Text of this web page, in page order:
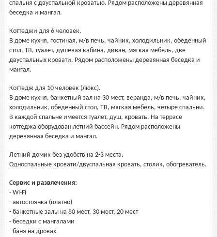
спальня с двуспальной кроватью. Рядом расположены деревянная
беседка и мангал.
Коттеджи для 6 человек.
В доме кухня, гостиная, м/в печь, чайник, холодильник, обеденный
стол, ТВ, туалет, душевая кабина, диван, мягкая мебель, две
двуспальных кровати. Рядом расположены деревянная беседка и
мангал.
Коттедж для 10 человек (люкс).
В доме кухня, банкетный зал на 30 мест, веранда, м/в печь, чайник,
холодильник, обеденный стол, ТВ, мягкая мебель, четыре спальни.
В каждой спальне имеется туалет, душ, кровать. На террасе
коттеджа оборудован летний бассейн. Рядом расположены
деревянная беседка и мангал.
Летний домик без удобств на 2-3 места.
Односпальные кровати/двуспальная кровать, столик, обогреватель.
Сервис и развлечения:
- Wi-Fi
- автостоянка (платно)
- банкетные залы на 80 мест, 30 мест, 20 мест
- беседки с мангалами
- баня на дровах